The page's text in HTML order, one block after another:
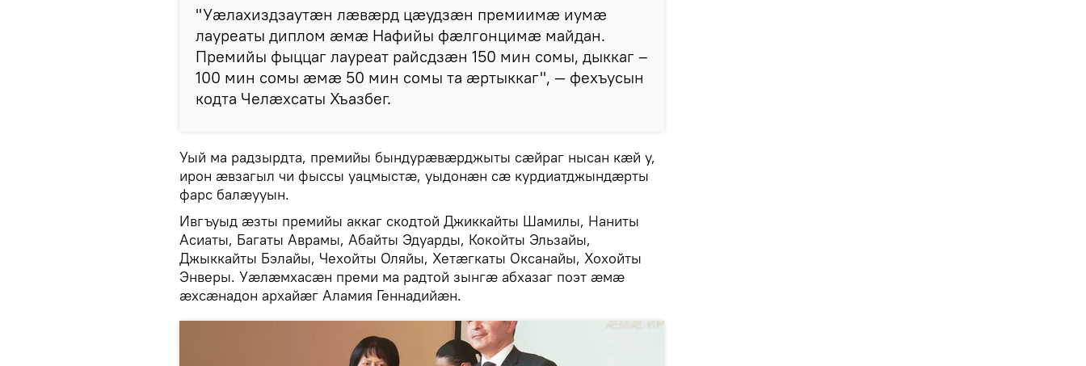
"Уæлахиздзаутæн лæвæрд цæудзæн премиимæ иумæ
лауреаты диплом æмæ Нафийы фæлгонцимæ майдан.
Премийы фыццаг лауреат райсдзæн 150 мин сомы, дыккаг –
100 мин сомы æмæ 50 мин сомы та æртыккаг", — фехъусын
кодта Челæхсаты Хъазбег.
Уый ма радзырдта, премийы бындурæвæрджыты сæйраг нысан кæй у,
ирон æвзагыл чи фыссы уацмыстæ, уыдонæн сæ курдиатджындæрты
фарс балæууын.
Ивгъуыд æзты премийы аккаг скодтой Джиккайты Шамилы, Наниты
Асиаты, Багаты Аврамы, Абайты Эдуарды, Кокойты Эльзайы,
Джыккайты Бэлайы, Чехойты Оляйы, Хетæгкаты Оксанайы, Хохойты
Энверы. Уæлæмхасæн преми ма радтой зынгæ абхазаг поэт æмæ
æхсæнадон архайæг Аламия Геннадийæн.